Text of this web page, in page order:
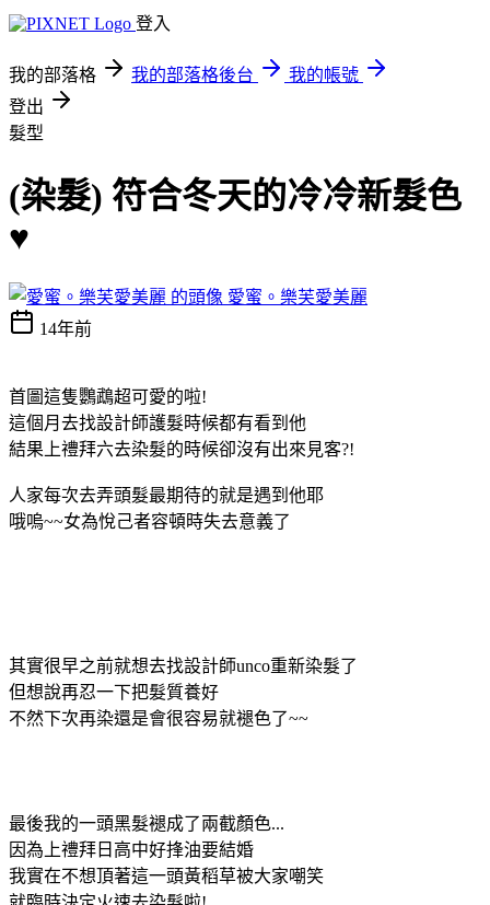
登入
我的部落格 我的部落格後台
我的帳號
登出
髮型
(染髮) 符合冬天的冷冷新髮色
♥
愛蜜。樂芙愛美麗
14年前
首圖這隻鸚鵡超可愛的啦!
這個月去找設計師護髮時候都有看到他
結果上禮拜六去染髮的時候卻沒有出來見客?!
人家每次去弄頭髮最期待的就是遇到他耶
哦嗚~~女為悅己者容頓時失去意義了
其實很早之前就想去找設計師unco重新染髮了
但想說再忍一下把髮質養好
不然下次再染還是會很容易就褪色了~~
最後我的一頭黑髮褪成了兩截顏色...
因為上禮拜日高中好捀油要結婚
我實在不想頂著這一頭黃稻草被大家嘲笑